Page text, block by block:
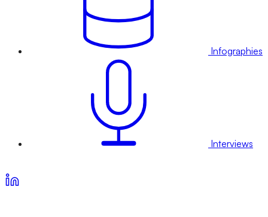
Infographies
Interviews